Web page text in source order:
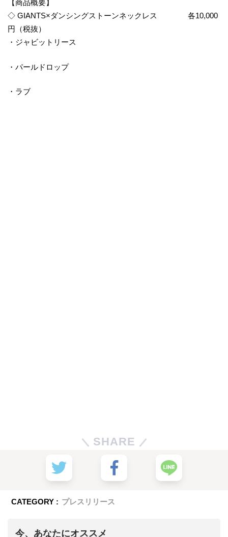
【商品概要】
◇ GIANTS×ダンシングストーンネックレス 各10,000
円（税抜）
・ジャビットリース
・パールドロップ
・ラブ
SHARE
CATEGORY : プレスリリース
今、あなたにオススメ